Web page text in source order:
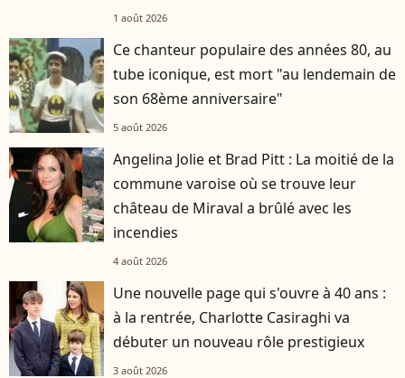
1 août 2026
Ce chanteur populaire des années 80, au
tube iconique, est mort "au lendemain de
son 68ème anniversaire"
5 août 2026
Angelina Jolie et Brad Pitt : La moitié de la
commune varoise où se trouve leur
château de Miraval a brûlé avec les
incendies
4 août 2026
Une nouvelle page qui s'ouvre à 40 ans :
à la rentrée, Charlotte Casiraghi va
débuter un nouveau rôle prestigieux
3 août 2026